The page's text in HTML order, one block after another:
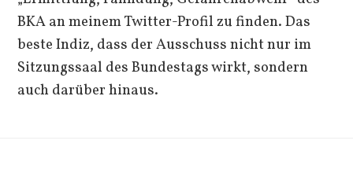
BKA an meinem Twitter-Profil zu finden. Das
beste Indiz, dass der Ausschuss nicht nur im
Sitzungssaal des Bundestags wirkt, sondern
auch darüber hinaus.